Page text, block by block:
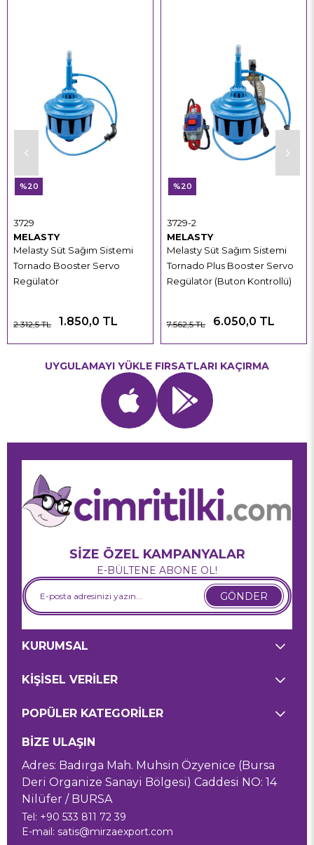
MELASTY
Melasty Süt Sağım Sistemi
Tornado Booster Servo
Regülatör
3729
1.850,0 TL
2.312,5 TL
%20
MELASTY
Melasty Süt Sağım Sistemi
Tornado Plus Booster Servo
Regülatör (Buton Kontrollü)
3729-2
6.050,0 TL
7.562,5 TL
%20
UYGULAMAYI YÜKLE FIRSATLARI KAÇIRMA
SİZE ÖZEL KAMPANYALAR
E-BÜLTENE ABONE OL!
GÖNDER
KURUMSAL
KİŞİSEL VERİLER
POPÜLER KATEGORİLER
BİZE ULAŞIN
Adres: Badırga Mah. Muhsin Özyenice (Bursa
Deri Organize Sanayi Bölgesi) Caddesi NO: 14
Nilüfer / BURSA
Tel: +90 533 811 72 39
E-mail: satis@mirzaexport.com